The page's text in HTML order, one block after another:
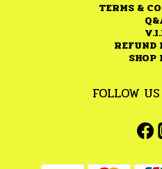
TERMS &
REFUND
SHOP
FOLLOW